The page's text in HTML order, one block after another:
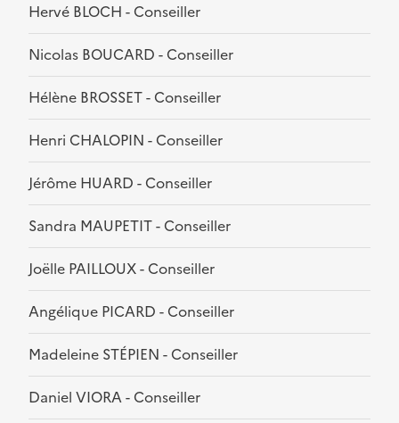
Hervé BLOCH - Conseiller
Nicolas BOUCARD - Conseiller
Hélène BROSSET - Conseiller
Henri CHALOPIN - Conseiller
Jérôme HUARD - Conseiller
Sandra MAUPETIT - Conseiller
Joëlle PAILLOUX - Conseiller
Angélique PICARD - Conseiller
Madeleine STÉPIEN - Conseiller
Daniel VIORA - Conseiller